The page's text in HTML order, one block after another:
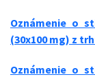
Oznámenie o
(30x100 mg) z
Oznámenie o